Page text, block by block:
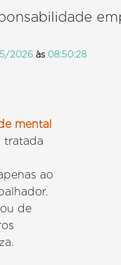
2026 às 08:50:28
mental
tratada
ao
de